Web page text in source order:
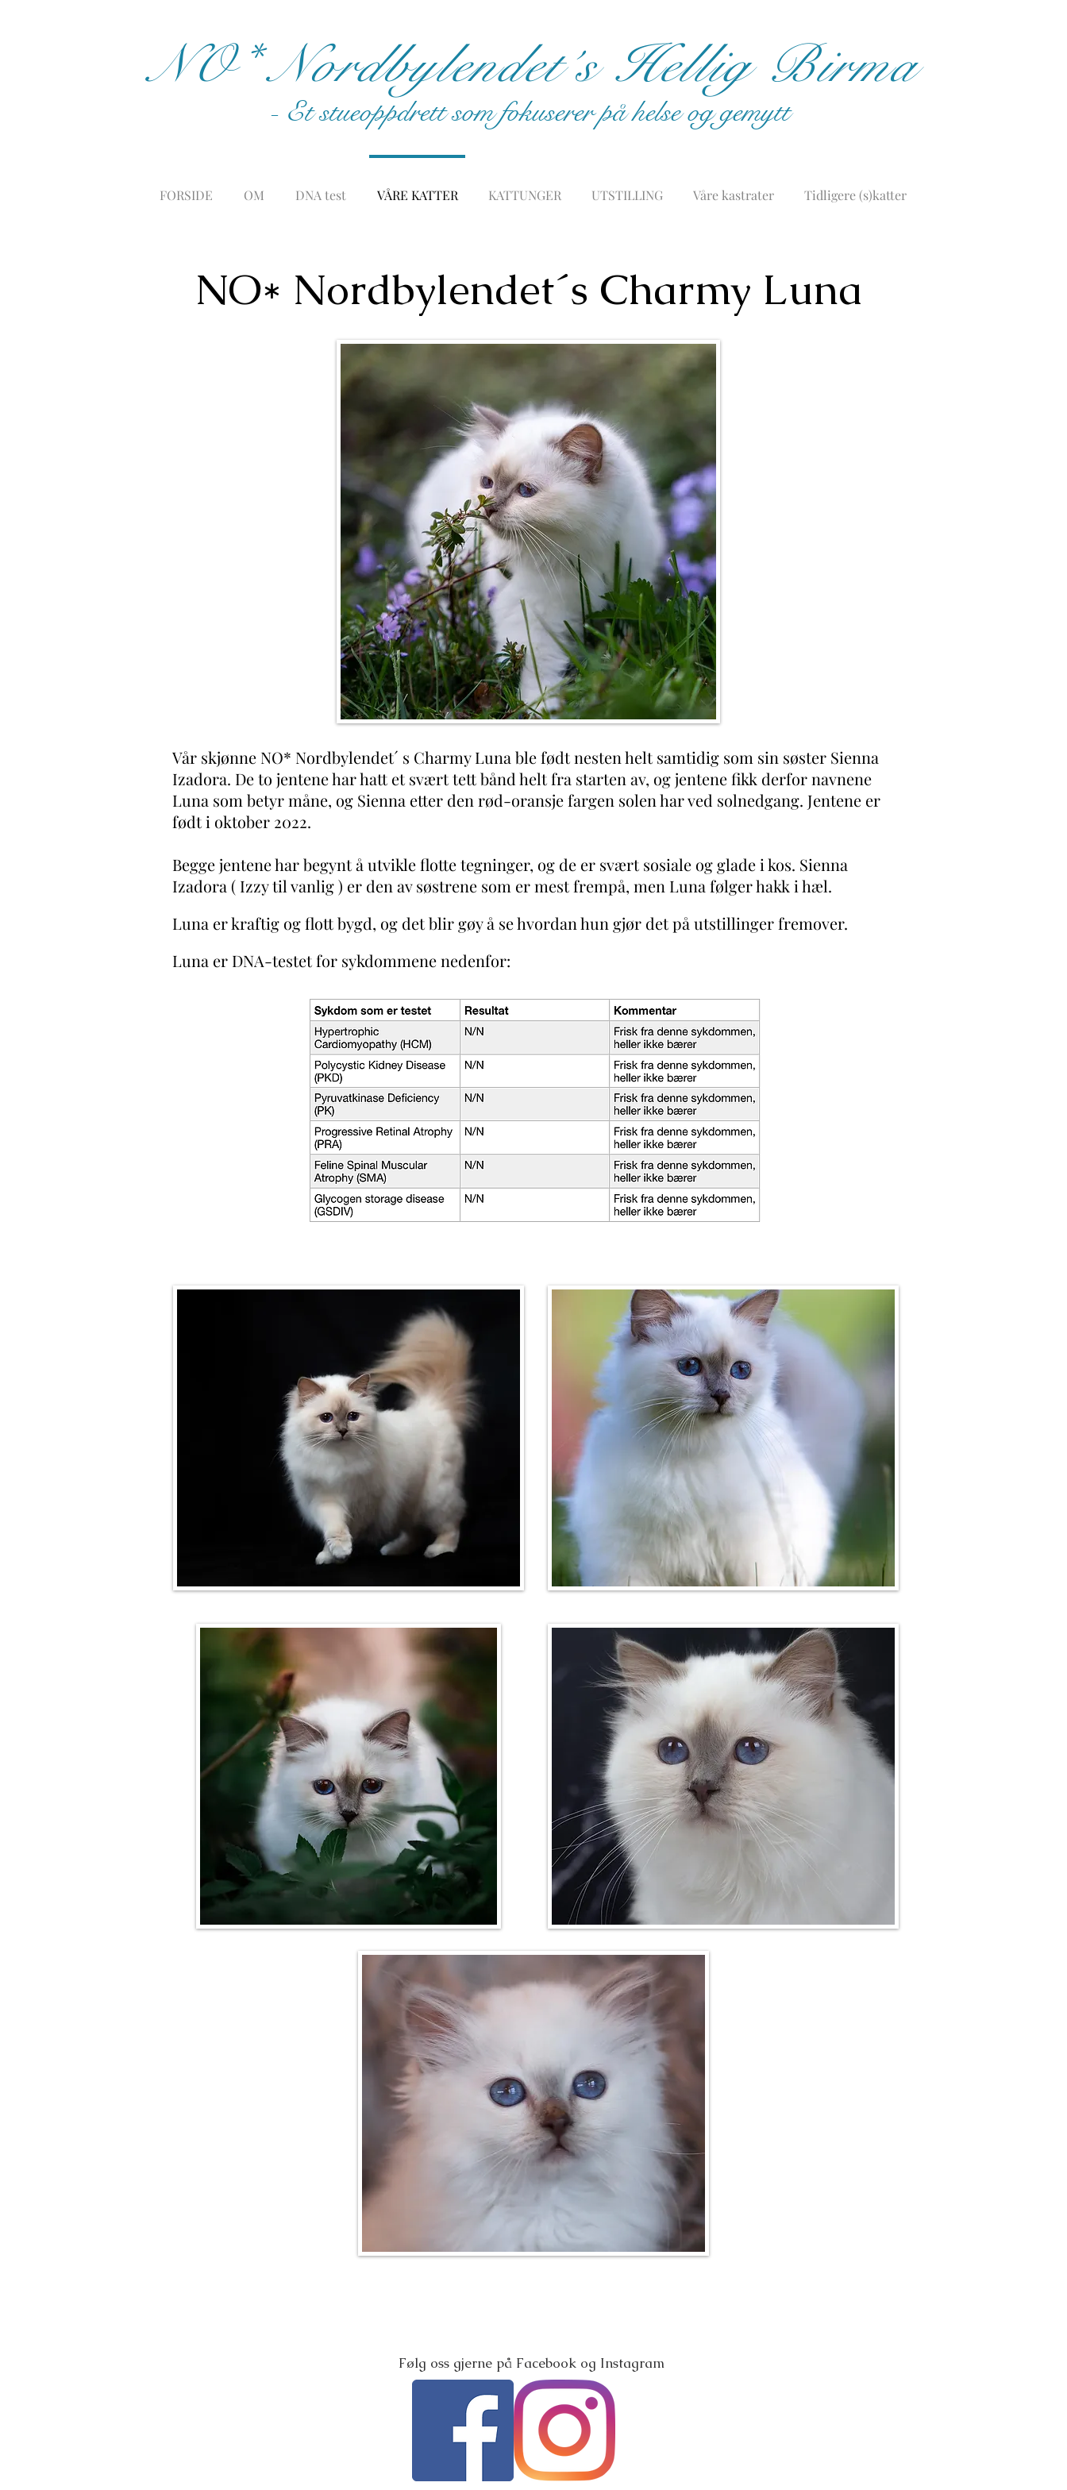
NO* Nordbylendet´s Hellig Birma
- Et stueoppdrett som fokuserer på helse og gemytt
FORSIDE OM DNA test VÅRE KATTER KATTUNGER UTSTILLING Våre kastrater Tidligere (s)katter
NO* Nordbylendet´s Charmy Luna
Vår skjønne NO* Nordbylendet´ s Charmy Luna ble født nesten helt samtidig som sin søster Sienna
Izadora. De to jentene har hatt et svært tett bånd helt fra starten av, og jentene fikk derfor navnene
Luna som betyr måne, og Sienna etter den rød-oransje fargen solen har ved solnedgang. Jentene er
født i oktober 2022.
Begge jentene har begynt å utvikle flotte tegninger, og de er svært sosiale og glade i kos. Sienna
Izadora ( Izzy til vanlig ) er den av søstrene som er mest frempå, men Luna følgerhakk i hæl.
Luna er kraftig og flott bygd, og det blir gøy å se hvordan hun gjør det på utstillinger fremover.
Luna er DNA-testet for sykdommene nedenfor:
Følg oss gjerne på Facebook og Instagram